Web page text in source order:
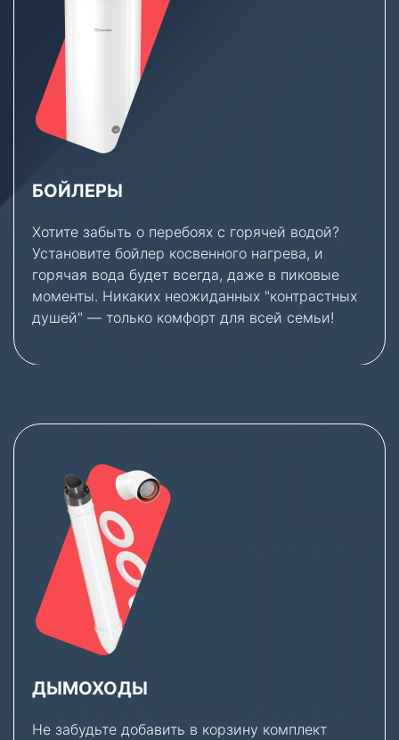
БОЙЛЕРЫ
Хотите забыть о перебоях с горячей водой?
Установите бойлер косвенного нагрева, и
горячая вода будет всегда, даже в пиковые
моменты. Никаких неожиданных "контрастных
душей" — только комфорт для всей семьи!
ДЫМОХОДЫ
Не забудьте добавить в корзину комплект